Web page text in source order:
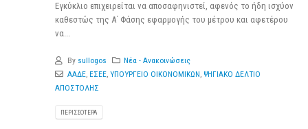
Εγκύκλιο επιχειρείται να αποσαφηνιστεί, αφενός το ήδη ισχύον
καθεστώς της Α΄ Φάσης εφαρμογής του μέτρου και αφετέρου
να...
By sullogos
Νέα - Ανακοινώσεις
ΑΑΔΕ, ΕΣΕΕ, ΥΠΟΥΡΓΕΙΟ ΟΙΚΟΝΟΜΙΚΩΝ, ΨΗΓΙΑΚΟ ΔΕΛΤΙΟ
ΑΠΟΣΤΟΛΗΣ
ΠΕΡΙΣΣΌΤΕΡΑ